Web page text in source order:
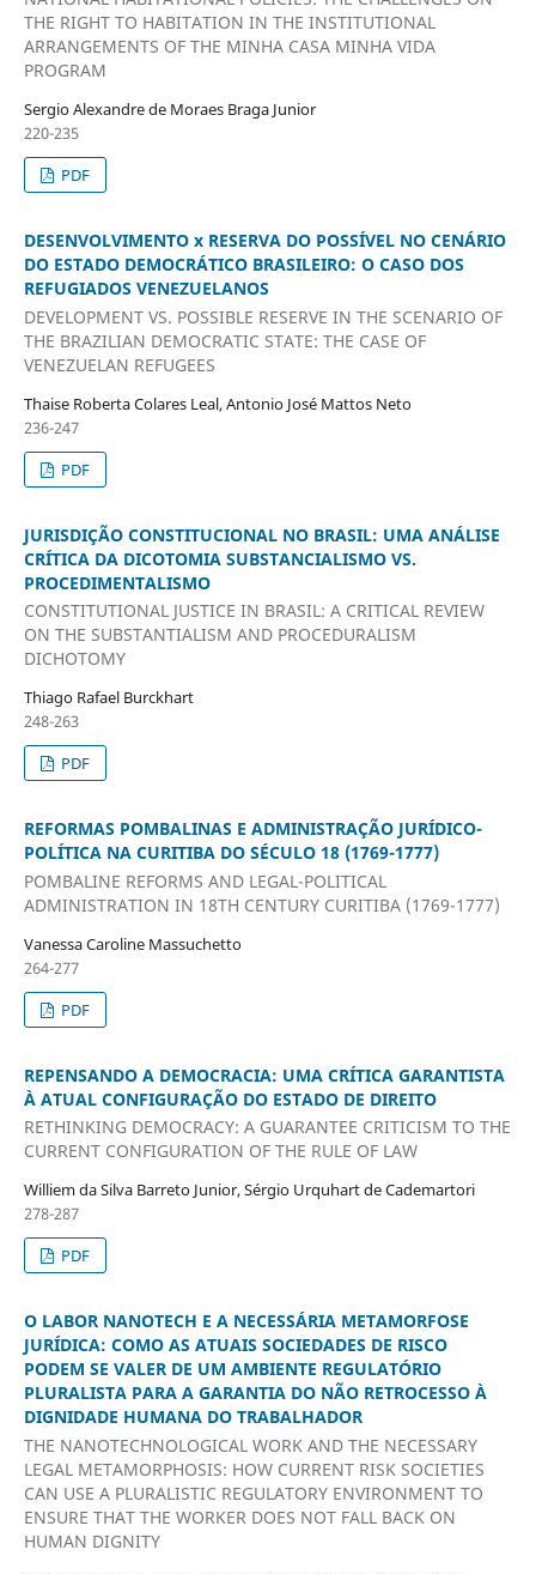
THE RIGHT TO HABITATION IN THE INSTITUTIONAL
ARRANGEMENTS OF THE MINHA CASA MINHA VIDA
PROGRAM
Sergio Alexandre de Moraes Braga Junior
220-235
PDF
DESENVOLVIMENTO x RESERVA DO POSSÍVEL NO CENÁRIO
DO ESTADO DEMOCRÁTICO BRASILEIRO: O CASO DOS
REFUGIADOS VENEZUELANOS
DEVELOPMENT VS. POSSIBLE RESERVE IN THE SCENARIO OF
THE BRAZILIAN DEMOCRATIC STATE: THE CASE OF
VENEZUELAN REFUGEES
Thaise Roberta Colares Leal, Antonio José Mattos Neto
236-247
PDF
JURISDIÇÃO CONSTITUCIONAL NO BRASIL: UMA ANÁLISE
CRÍTICA DA DICOTOMIA SUBSTANCIALISMO VS.
PROCEDIMENTALISMO
CONSTITUTIONAL JUSTICE IN BRASIL: A CRITICAL REVIEW
ON THE SUBSTANTIALISM AND PROCEDURALISM
DICHOTOMY
Thiago Rafael Burckhart
248-263
PDF
REFORMAS POMBALINAS E ADMINISTRAÇÃO JURÍDICO-
POLÍTICA NA CURITIBA DO SÉCULO 18 (1769-1777)
POMBALINE REFORMS AND LEGAL-POLITICAL
ADMINISTRATION IN 18TH CENTURY CURITIBA (1769-1777)
Vanessa Caroline Massuchetto
264-277
PDF
REPENSANDO A DEMOCRACIA: UMA CRÍTICA GARANTISTA
À ATUAL CONFIGURAÇÃO DO ESTADO DE DIREITO
RETHINKING DEMOCRACY: A GUARANTEE CRITICISM TO THE
CURRENT CONFIGURATION OF THE RULE OF LAW
Williem da Silva Barreto Junior, Sérgio Urquhart de Cademartori
278-287
PDF
O LABOR NANOTECH E A NECESSÁRIA METAMORFOSE
JURÍDICA: COMO AS ATUAIS SOCIEDADES DE RISCO
PODEM SE VALER DE UM AMBIENTE REGULATÓRIO
PLURALISTA PARA A GARANTIA DO NÃO RETROCESSO À
DIGNIDADE HUMANA DO TRABALHADOR
THE NANOTECHNOLOGICAL WORK AND THE NECESSARY
LEGAL METAMORPHOSIS: HOW CURRENT RISK SOCIETIES
CAN USE A PLURALISTIC REGULATORY ENVIRONMENT TO
ENSURE THAT THE WORKER DOES NOT FALL BACK ON
HUMAN DIGNITY